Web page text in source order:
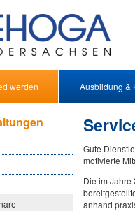
werden Ausbildung &
Gute
motivierte
Die im Jahre
anhand